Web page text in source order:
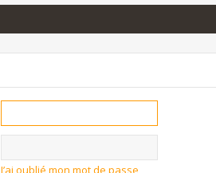
J’ai oublié mon mot de passe